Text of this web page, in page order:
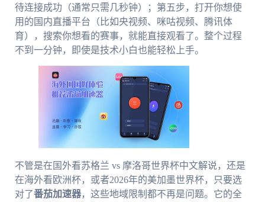
待连接成功（通常只需几秒钟）；第五步，打开你想使
用的国内直播平台（比如央视频、咪咕视频、腾讯体
育），搜索你想看的赛事，就能直接观看了。整个过程
不到一分钟，即使是技术小白也能轻松上手。
不管是在国外看苏格兰 vs 摩洛哥世界杯中文解说，还是
在海外看欧洲杯，或者2026年的美加墨世界杯，只要选
对了番茄加速器，这些地域限制都不再是问题。它的全